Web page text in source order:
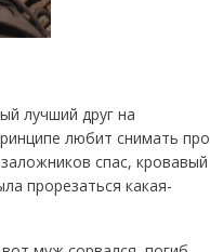
лучший друг на
любит снимать про
спас, кровавый
прорезаться какая-